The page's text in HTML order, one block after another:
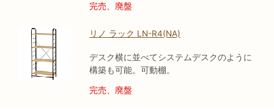
完売、廃盤
リノ ラック LN-R4(NA)
デスク横に並べてシステムデスクのように
構築も可能。可動棚。
完売、廃盤